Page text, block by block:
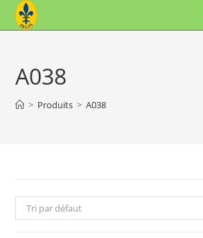
Skip
A038
> Produits > A038
Tri par défaut